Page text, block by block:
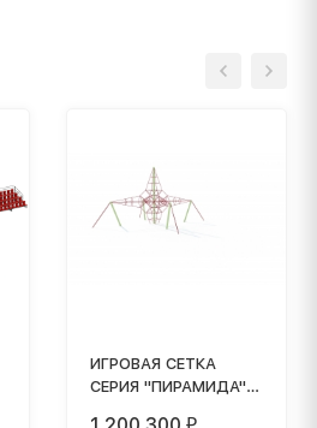
ИГРОВАЯ СЕТКА
СЕРИЯ "ПИРАМИДА"
₽